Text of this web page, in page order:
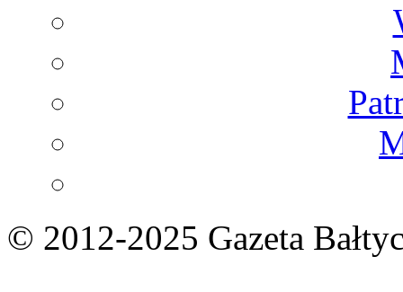
© 2012-2025 Gazeta